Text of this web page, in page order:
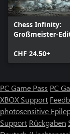
Chess Infinity:
Großmeister-
CHF 24.50+
PC Game Pass PC
XBOX Support
photosensitive
Support Rückgaben